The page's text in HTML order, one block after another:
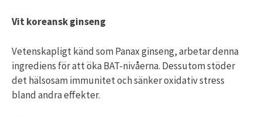
Vit koreansk ginseng
Vetenskapligt känd som Panax ginseng, arbetar denna
ingrediens för att öka BAT-nivåerna. Dessutom stöder
det hälsosam immunitet och sänker oxidativ stress
bland andra effekter.